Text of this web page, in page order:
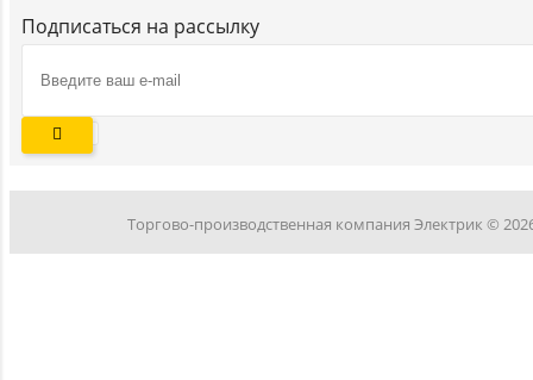
Подписаться на рассылку
Торгово-производственная компания Электрик ©